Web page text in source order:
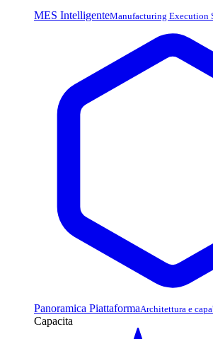
MES IntelligenteManufacturing Execution
Panoramica PiattaformaArchitettura e
Capacita